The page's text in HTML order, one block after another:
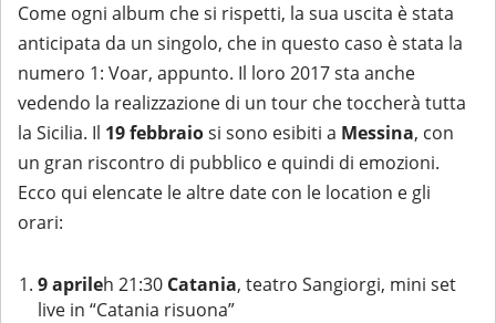
Come ogni album che si rispetti, la sua uscita è stata
anticipata da un singolo, che in questo caso è stata la
numero 1: Voar, appunto. Il loro 2017 sta anche
vedendo la realizzazione di un tour che toccherà tutta
la Sicilia. Il 19 febbraiosi sono esibiti a Messina, con
un gran riscontro di pubblico e quindi di emozioni.
Ecco qui elencate le altre date con le location e gli
orari:
9 aprileh 21:30 Catania, teatro Sangiorgi, mini set
live in “Catania risuona”